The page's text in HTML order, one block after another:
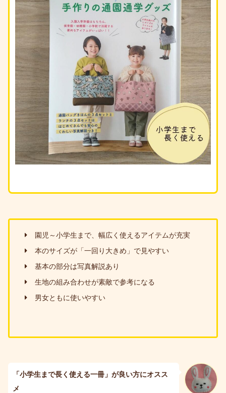
園児～小学生まで、幅広く使えるアイテムが充実
本のサイズが「一回り大きめ」で見やすい
基本の部分は写真解説あり
生地の組み合わせが素敵で参考になる
男女ともに使いやすい
「小学生まで長く使える一冊」が良い方にオスス
メ